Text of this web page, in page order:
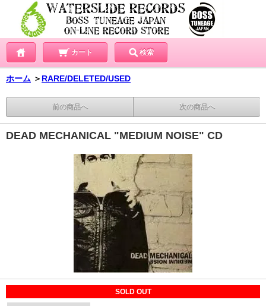
カート 検索
ホーム ＞ RARE/DELETED/USED
前の商品へ 次の商品へ
DEAD MECHANICAL "MEDIUM NOISE" CD
SOLD OUT